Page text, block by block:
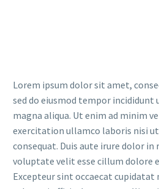
Lorem ipsum dolor sit amet,
sed do eiusmod tempor incididunt
magna aliqua. Ut enim ad minim
exercitation ullamco laboris nisi
consequat. Duis aute irure dolor
voluptate velit esse cillum dolore
Excepteur sint occaecat